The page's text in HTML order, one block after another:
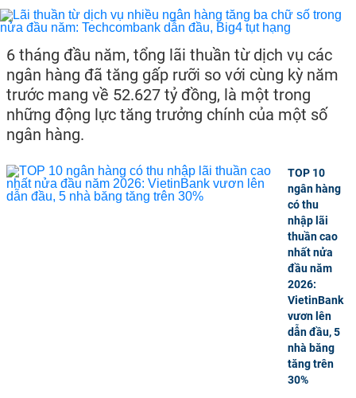
6 tháng đầu năm, tổng lãi thuần từ dịch vụ các
ngân hàng đã tăng gấp rưỡi so với cùng kỳ năm
trước mang về 52.627 tỷ đồng, là một trong
những động lực tăng trưởng chính của một số
ngân hàng.
TOP 10
ngân hàng
có thu
nhập lãi
thuần cao
nhất nửa
đầu năm
2026:
VietinBank
vươn lên
dẫn đầu, 5
nhà băng
tăng trên
30%